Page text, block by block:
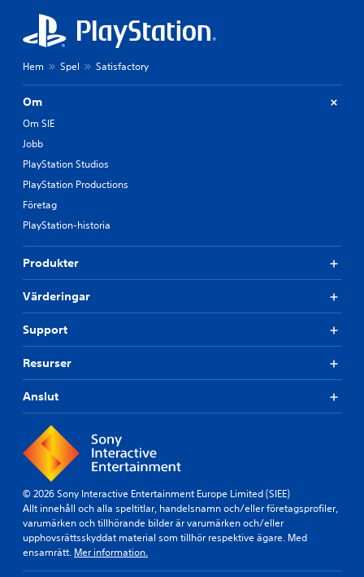
Hem Spel Satisfactory
Om
Om SIE
Jobb
PlayStation Studios
PlayStation Productions
Företag
PlayStation-historia
Produkter
Värderingar
Support
Resurser
Anslut
© 2026 Sony Interactive Entertainment Europe Limited (SIEE)
Allt innehåll och alla speltitlar, handelsnamn och/eller företagsprofiler,
varumärken och tillhörande bilder är varumärken och/eller
upphovsrättsskyddat material som tillhör respektive ägare. Med
ensamrätt. Mer information.